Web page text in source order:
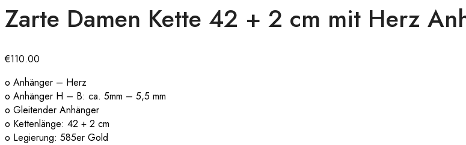
Zarte Damen Kette 42 + 2 cm mit Herz
€110.00
o Anhänger – Herz
o Anhänger H – B: ca. 5mm – 5,5 mm
o Gleitender Anhänger
o Kettenlänge: 42 + 2 cm
o Legierung: 585er Gold